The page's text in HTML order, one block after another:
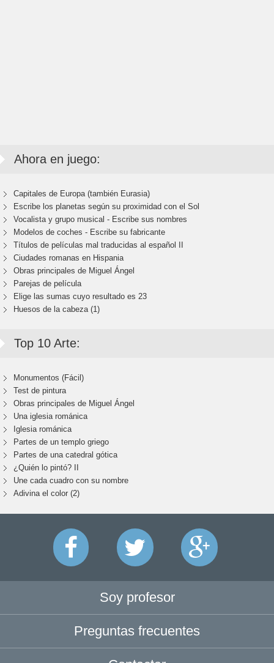
Ahora en juego:
Capitales de Europa (también Eurasia)
Escribe los planetas según su proximidad con el Sol
Vocalista y grupo musical - Escribe sus nombres
Modelos de coches - Escribe su fabricante
Títulos de películas mal traducidas al español II
Ciudades romanas en Hispania
Obras principales de Miguel Ángel
Parejas de película
Elige las sumas cuyo resultado es 23
Huesos de la cabeza (1)
Top 10 Arte:
Monumentos (Fácil)
Test de pintura
Obras principales de Miguel Ángel
Una iglesia románica
Iglesia románica
Partes de un templo griego
Partes de una catedral gótica
¿Quién lo pintó? II
Une cada cuadro con su nombre
Adivina el color (2)
Soy profesor
Preguntas frecuentes